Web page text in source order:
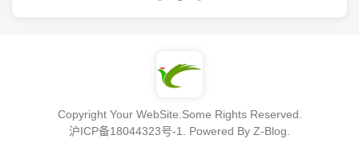
Copyright Your WebSite.Some Rights Reserved.
沪ICP备18044323号-1
. Powered By Z-Blog